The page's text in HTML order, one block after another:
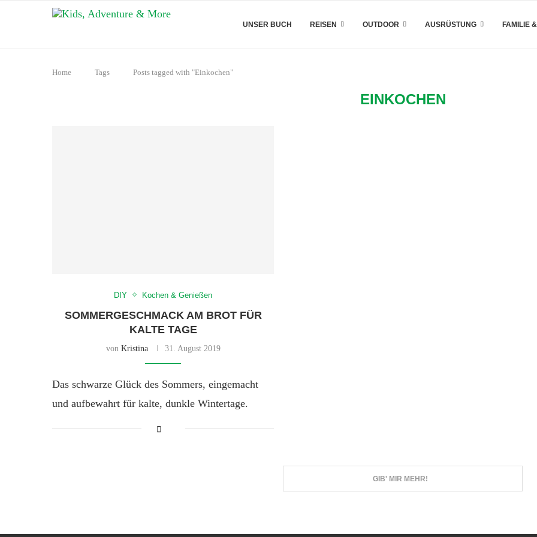
UNSER BUCH REISEN OUTDOOR AUSRÜSTUNG FAMILIE
Home Tags Posts tagged with "Einkochen"
EINKOCHEN
DIY Kochen & Genießen
SOMMERGESCHMACK AM BROT FÜR
KALTE TAGE
von Kristina 31. August 2019
Das schwarze Glück des Sommers, eingemacht
und aufbewahrt für kalte, dunkle Wintertage.
GIB' MIR MEHR!